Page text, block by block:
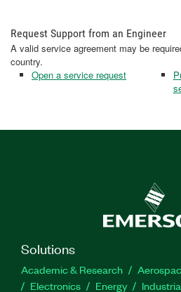
Request Support from an Engineer
A valid service agreement may be
country.
Open a service request
Solutions
Academic & Research
Electronics
Energy